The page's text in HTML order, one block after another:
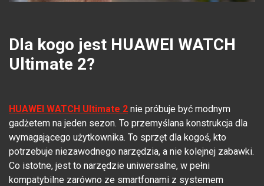
Dla kogo jest HUAWEI WATCH
Ultimate 2?
HUAWEI WATCH Ultimate 2 nie próbuje być modnym
gadżetem na jeden sezon. To przemyślana konstrukcja dla
wymagającego użytkownika. To sprzęt dla kogoś, kto
potrzebuje niezawodnego narzędzia, a nie kolejnej zabawki.
Co istotne, jest to narzędzie uniwersalne, w pełni
kompatybilne zarówno ze smartfonami z systemem